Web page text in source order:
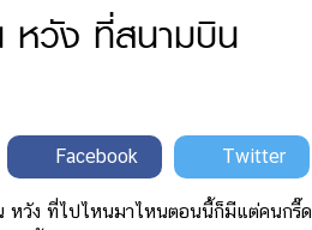
หวัง ที่สนามบิน
Twitter
Facebook
ง ที่ไปไหนมาไหนตอนนี้ก็มีแต่คนกรี๊ด